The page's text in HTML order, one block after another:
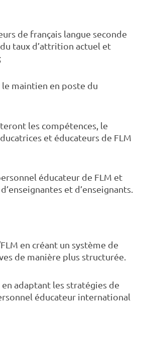
de français langue seconde
taux d’attrition actuel et
maintien en poste du
les compétences, le
et éducateurs de FLM
éducateur de FLM et
et d’enseignants.
en créant un système de
de manière plus structurée.
adaptant les stratégies de
éducateur international